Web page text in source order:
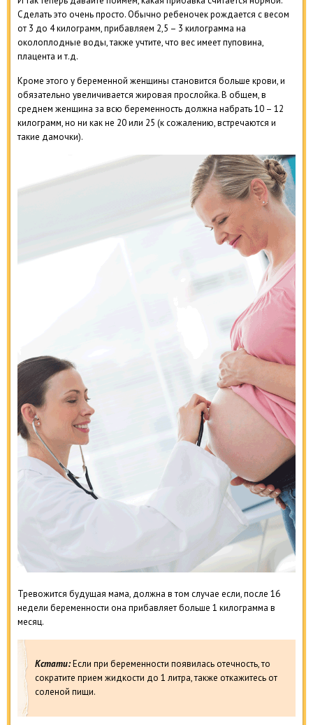
Сделать это очень просто. Обычно ребеночек рождается с весом
от 3 до 4 килограмм, прибавляем 2,5 – 3 килограмма на
околоплодные воды, также учтите, что вес имеет пуповина,
плацента и т.д.
Кроме этого у беременной женщины становится больше крови, и
обязательно увеличивается жировая прослойка. В общем, в
среднем женщина за всю беременность должна набрать 10 – 12
килограмм, но ни как не 20 или 25 (к сожалению, встречаются и
такие дамочки).
Тревожится будущая мама, должна в том случае если, после 16
недели беременности она прибавляет больше 1 килограмма в
месяц.
Кстати:Если при беременности появилась отечность, то
сократите прием жидкости до 1 литра, также откажитесь от
соленой пищи.